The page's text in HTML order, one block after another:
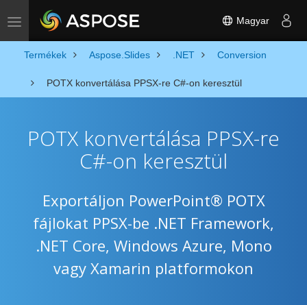
Toggle navigation Magyar
Termékek Aspose.Slides .NET Conversion
POTX konvertálása PPSX-re C#-on keresztül
POTX konvertálása PPSX-re
C#-on keresztül
Exportáljon PowerPoint® POTX
fájlokat PPSX-be .NET Framework,
.NET Core, Windows Azure, Mono
vagy Xamarin platformokon